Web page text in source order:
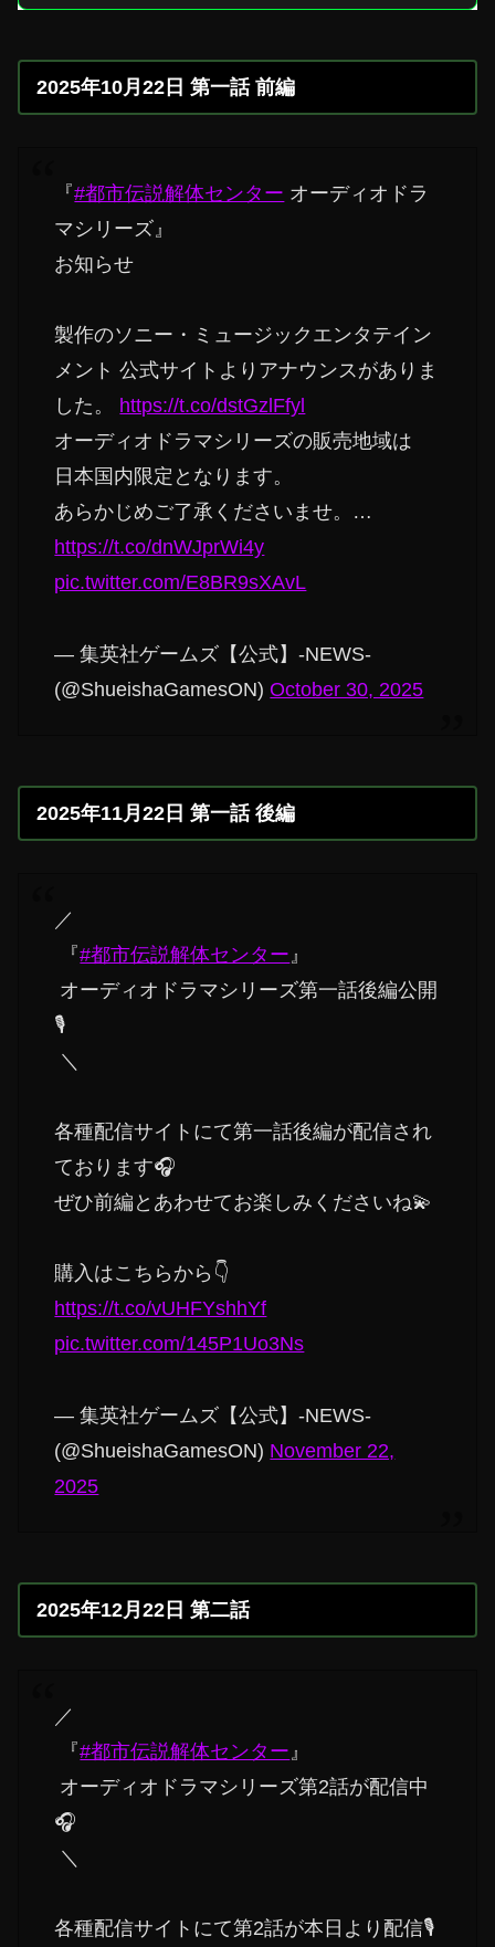
2025年10月22日 第一話 前編
『#都市伝説解体センター オーディオドラ
マシリーズ』
お知らせ
製作のソニー・ミュージックエンタテイン
メント 公式サイトよりアナウンスがありま
した。 https://t.co/dstGzlFfyl
オーディオドラマシリーズの販売地域は
日本国内限定となります。
あらかじめご了承くださいませ。…
https://t.co/dnWJprWi4y
pic.twitter.com/E8BR9sXAvL
— 集英社ゲームズ【公式】-NEWS-
(@ShueishaGamesON)October 30, 2025
2025年11月22日 第一話 後編
／
『#都市伝説解体センター』
オーディオドラマシリーズ第一話後編公開
🎙️
＼
各種配信サイトにて第一話後編が配信され
ております🎧️
ぜひ前編とあわせてお楽しみくださいね💫
購入はこちらから👇
https://t.co/vUHFYshhYf
pic.twitter.com/145P1Uo3Ns
— 集英社ゲームズ【公式】-NEWS-
(@ShueishaGamesON) November 22,
2025
2025年12月22日 第二話
／
『#都市伝説解体センター』
オーディオドラマシリーズ第2話が配信中
🎧️
＼
各種配信サイトにて第2話が本日より配信🎙️